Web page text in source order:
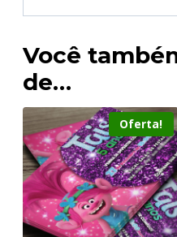
Você
de…
Oferta!